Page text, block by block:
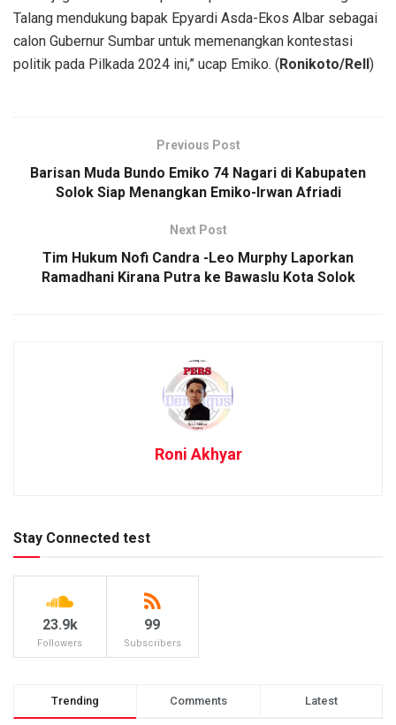
Talang mendukung bapak Epyardi Asda-Ekos Albar sebagai
calon Gubernur Sumbar untuk memenangkan kontestasi
politik pada Pilkada 2024 ini,” ucap Emiko. (Ronikoto/Rell)
Previous Post
Barisan Muda Bundo Emiko 74 Nagari di Kabupaten
Solok Siap Menangkan Emiko-Irwan Afriadi
Next Post
Tim Hukum Nofi Candra -Leo Murphy Laporkan
Ramadhani Kirana Putra ke Bawaslu Kota Solok
Roni Akhyar
Stay Connected test
23.9k
Followers
99
Subscribers
Trending Comments Latest